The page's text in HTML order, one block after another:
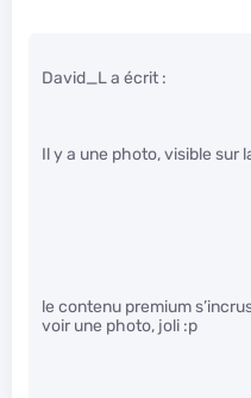
David_L a écrit :
Il y a une photo, visible sur
le contenu premium
voir une photo, joli :p